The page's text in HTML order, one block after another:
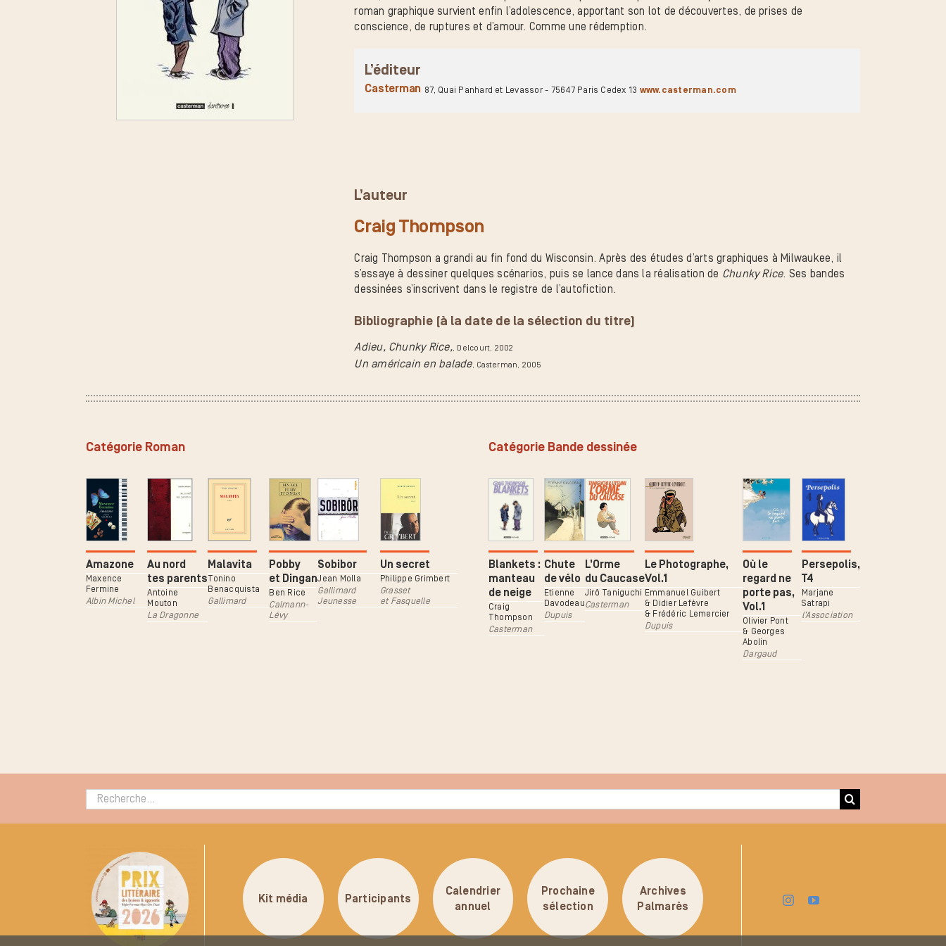
roman graphique survient enfin l’adolescence, apportant son lot de découvertes, de prises de
conscience, de ruptures et d’amour. Comme une rédemption.
L’éditeur
Casterman 87, Quai Panhard et Levassor - 75647 Paris Cedex 13 www.casterman.com
L’auteur
Craig Thompson
Craig Thompson a grandi au fin fond du Wisconsin. Après des études d’arts graphiques à Milwaukee, il
s’essaye à dessiner quelques scénarios, puis se lance dans la réalisation de Chunky Rice. Ses bandes
dessinées s’inscrivent dans le registre de l’autofiction.
Bibliographie (à la date de la sélection du titre)
Adieu, Chunky Rice,, Delcourt, 2002
Un américain en balade, Casterman, 2005
Catégorie Roman
Amazone
Maxence
Fermine
Albin Michel
Au nord
tes parents
Antoine
Mouton
La Dragonne
Malavita
Tonino
Benacquista
Gallimard
Pobby
et Dingan
Ben Rice
Calmann-
Lévy
Sobibor
Jean Molla
Gallimard
Jeunesse
Un secret
Philippe Grimbert
Grasset
et Fasquelle
Catégorie Bande dessinée
Blankets :
manteau
de neige
Craig
Thompson
Casterman
Chute
de vélo
Etienne
Davodeau
Dupuis
L’Orme
du Caucase
Jirô Taniguchi
Casterman
Le Photographe,
Vol.1
Emmanuel Guibert
& Didier Lefèvre
& Frédéric Lemercier
Dupuis
Où le
regard ne
porte pas,
Vol.1
Olivier Pont
& Georges
Abolin
Dargaud
Persepolis,
T4
Marjane
Satrapi
l’Association
Rechercher :
Kit média Participants
Calendrier
annuel
Prochaine
sélection
Archives
Palmarès